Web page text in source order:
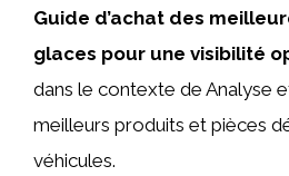
Guide d’achat des
glaces pour une visibilité
dans le contexte de Analyse
meilleurs produits et pièces
véhicules.